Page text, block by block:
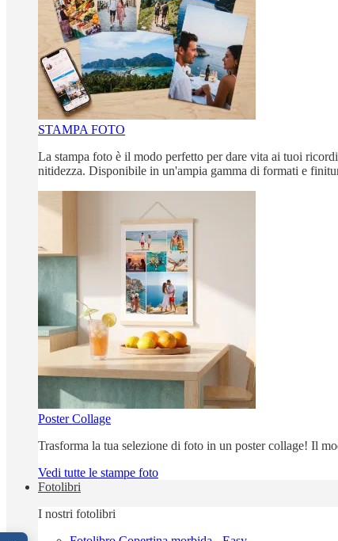
STAMPA FOTO
La stampa foto è il modo perfetto per dare vita ai tuoi
nitidezza. Disponibile in un'ampia gamma di formati e
Poster Collage
Trasforma la tua selezione di foto in un poster collage! Il
Vedi tutte le stampe foto
Fotolibri
I nostri fotolibri